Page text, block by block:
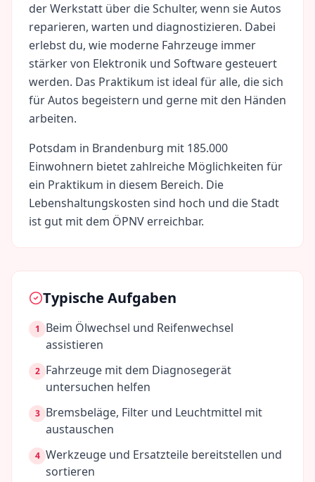
der Werkstatt über die Schulter, wenn sie Autos
reparieren, warten und diagnostizieren. Dabei
erlebst du, wie moderne Fahrzeuge immer
stärker von Elektronik und Software gesteuert
werden. Das Praktikum ist ideal für alle, die sich
für Autos begeistern und gerne mit den Händen
arbeiten.
Potsdam in Brandenburg mit 185.000
Einwohnern bietet zahlreiche Möglichkeiten für
ein Praktikum in diesem Bereich. Die
Lebenshaltungskosten sind hoch und die Stadt
ist gut mit dem ÖPNV erreichbar.
Typische Aufgaben
1
Beim Ölwechsel und Reifenwechsel
assistieren
2 Fahrzeuge mit dem Diagnosegerät
untersuchen helfen
3 Bremsbeläge, Filter und Leuchtmittel mit
austauschen
4 Werkzeuge und Ersatzteile bereitstellen und
sortieren